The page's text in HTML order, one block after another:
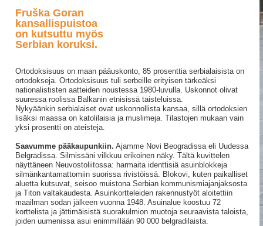
Fruška Goran
kansallispuistoa
on kutsuttu myös
Serbian koruksi.
Ortodoksisuus on maan pääuskonto, 85 prosenttia serbialaisista on
ortodokseja. Ortodoksisuus tuli serbeille erityisen tärkeäksi
nationalististen aatteiden noustessa 1980-luvulla. Uskonnot olivat
suuressa roolissa Balkanin etnisissä taisteluissa.
Nykyäänkin serbialaiset ovat uskonnollista kansaa, sillä ortodoksien
lisäksi maassa on katolilaisia ja muslimeja. Tilastojen mukaan vain
yksi prosentti on ateisteja.
Saavumme pääkaupunkiin. Ajamme Novi Beogradissa eli Uudessa
Belgradissa. Silmissäni vilkkuu erikoinen näky. Tältä kuvittelen
näyttäneen Neuvostoliitossa: harmaita identtisiä asuinblokkeja
silmänkantamattomiin suorissa rivistöissä. Blokovi, kuten paikalliset
aluetta kutsuvat, seisoo muistona Serbian kommunismiajanjaksosta
ja Titon valtakaudesta. Asuinkortteleiden rakennustyöt aloitettiin
maailman sodan jälkeen vuonna 1948. Asuinalue koostuu 72
korttelista ja jättimäisistä suorakulmion muotoja seuraavista taloista,
joiden uumenissa asui enimmillään 90 000 belgradilaista.